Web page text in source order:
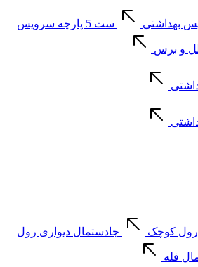
ست 5 پارچه سرویس
و برس
رول کوچک جادستمال دیواری رول
فله